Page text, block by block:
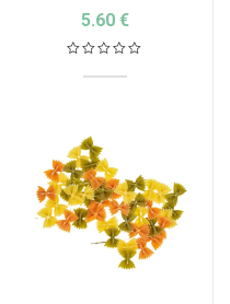
TRICOLORES
5.60 €